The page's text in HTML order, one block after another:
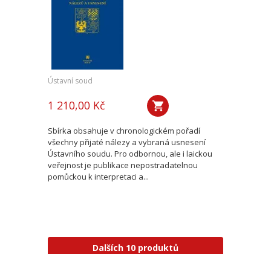
Ústavní soud
1 210,00 Kč
Sbírka obsahuje v chronologickém pořadí
všechny přijaté nálezy a vybraná usnesení
Ústavního soudu. Pro odbornou, ale i laickou
veřejnost je publikace nepostradatelnou
pomůckou k interpretaci a...
Dalších 10 produktů